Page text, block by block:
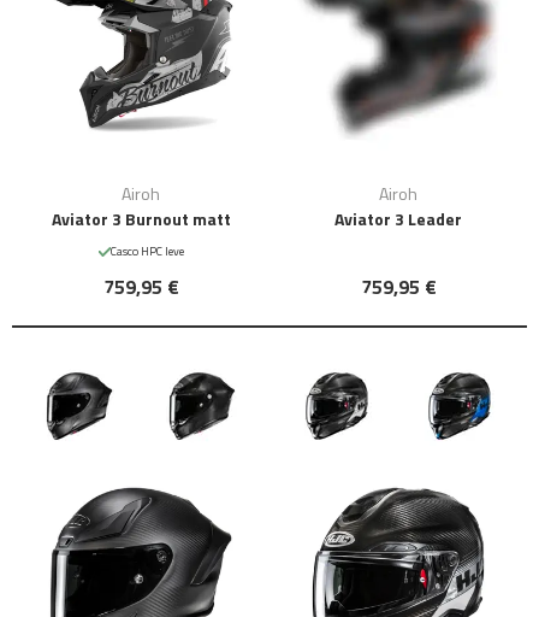
Airoh
Aviator 3 Burnout matt
Casco HPC leve
759,95 €
Airoh
Aviator 3 Leader
759,95 €